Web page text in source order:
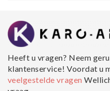
Heeft u vragen? Neem
klantenservice! Voordat u
veelgestelde vragen